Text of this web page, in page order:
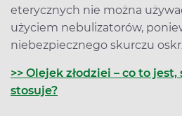
eterycznych nie można
użyciem nebulizatorów,
niebezpiecznego skurczu
>> Olejek złodziei – co to
stosuje?